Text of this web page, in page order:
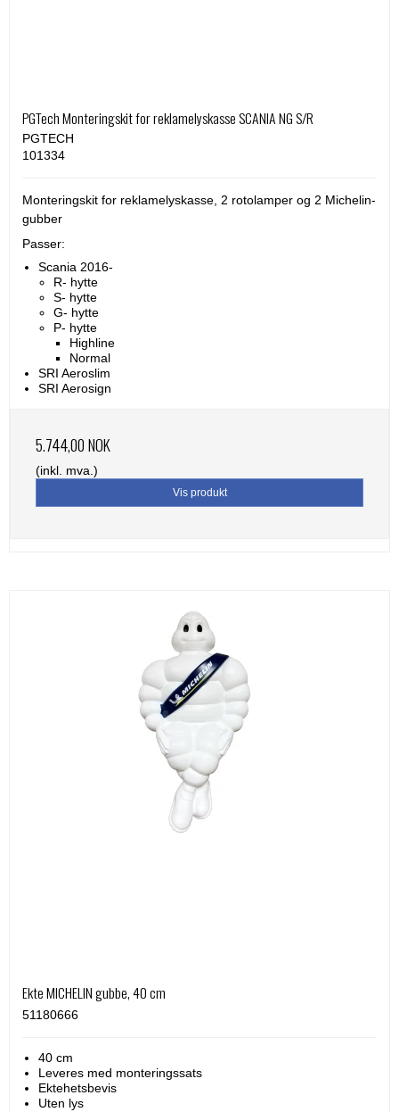
PGTech Monteringskit for reklamelyskasse SCANIA NG S/R
PGTECH
101334
Monteringskit for reklamelyskasse, 2 rotolamper og 2 Michelin-
gubber
Passer:
Scania 2016-
R- hytte
S- hytte
G- hytte
P- hytte
Highline
Normal
SRI Aeroslim
SRI Aerosign
5.744,00 NOK
(inkl. mva.)
Vis produkt
Ekte MICHELIN gubbe, 40 cm
51180666
40 cm
Leveres med monteringssats
Ektehetsbevis
Uten lys